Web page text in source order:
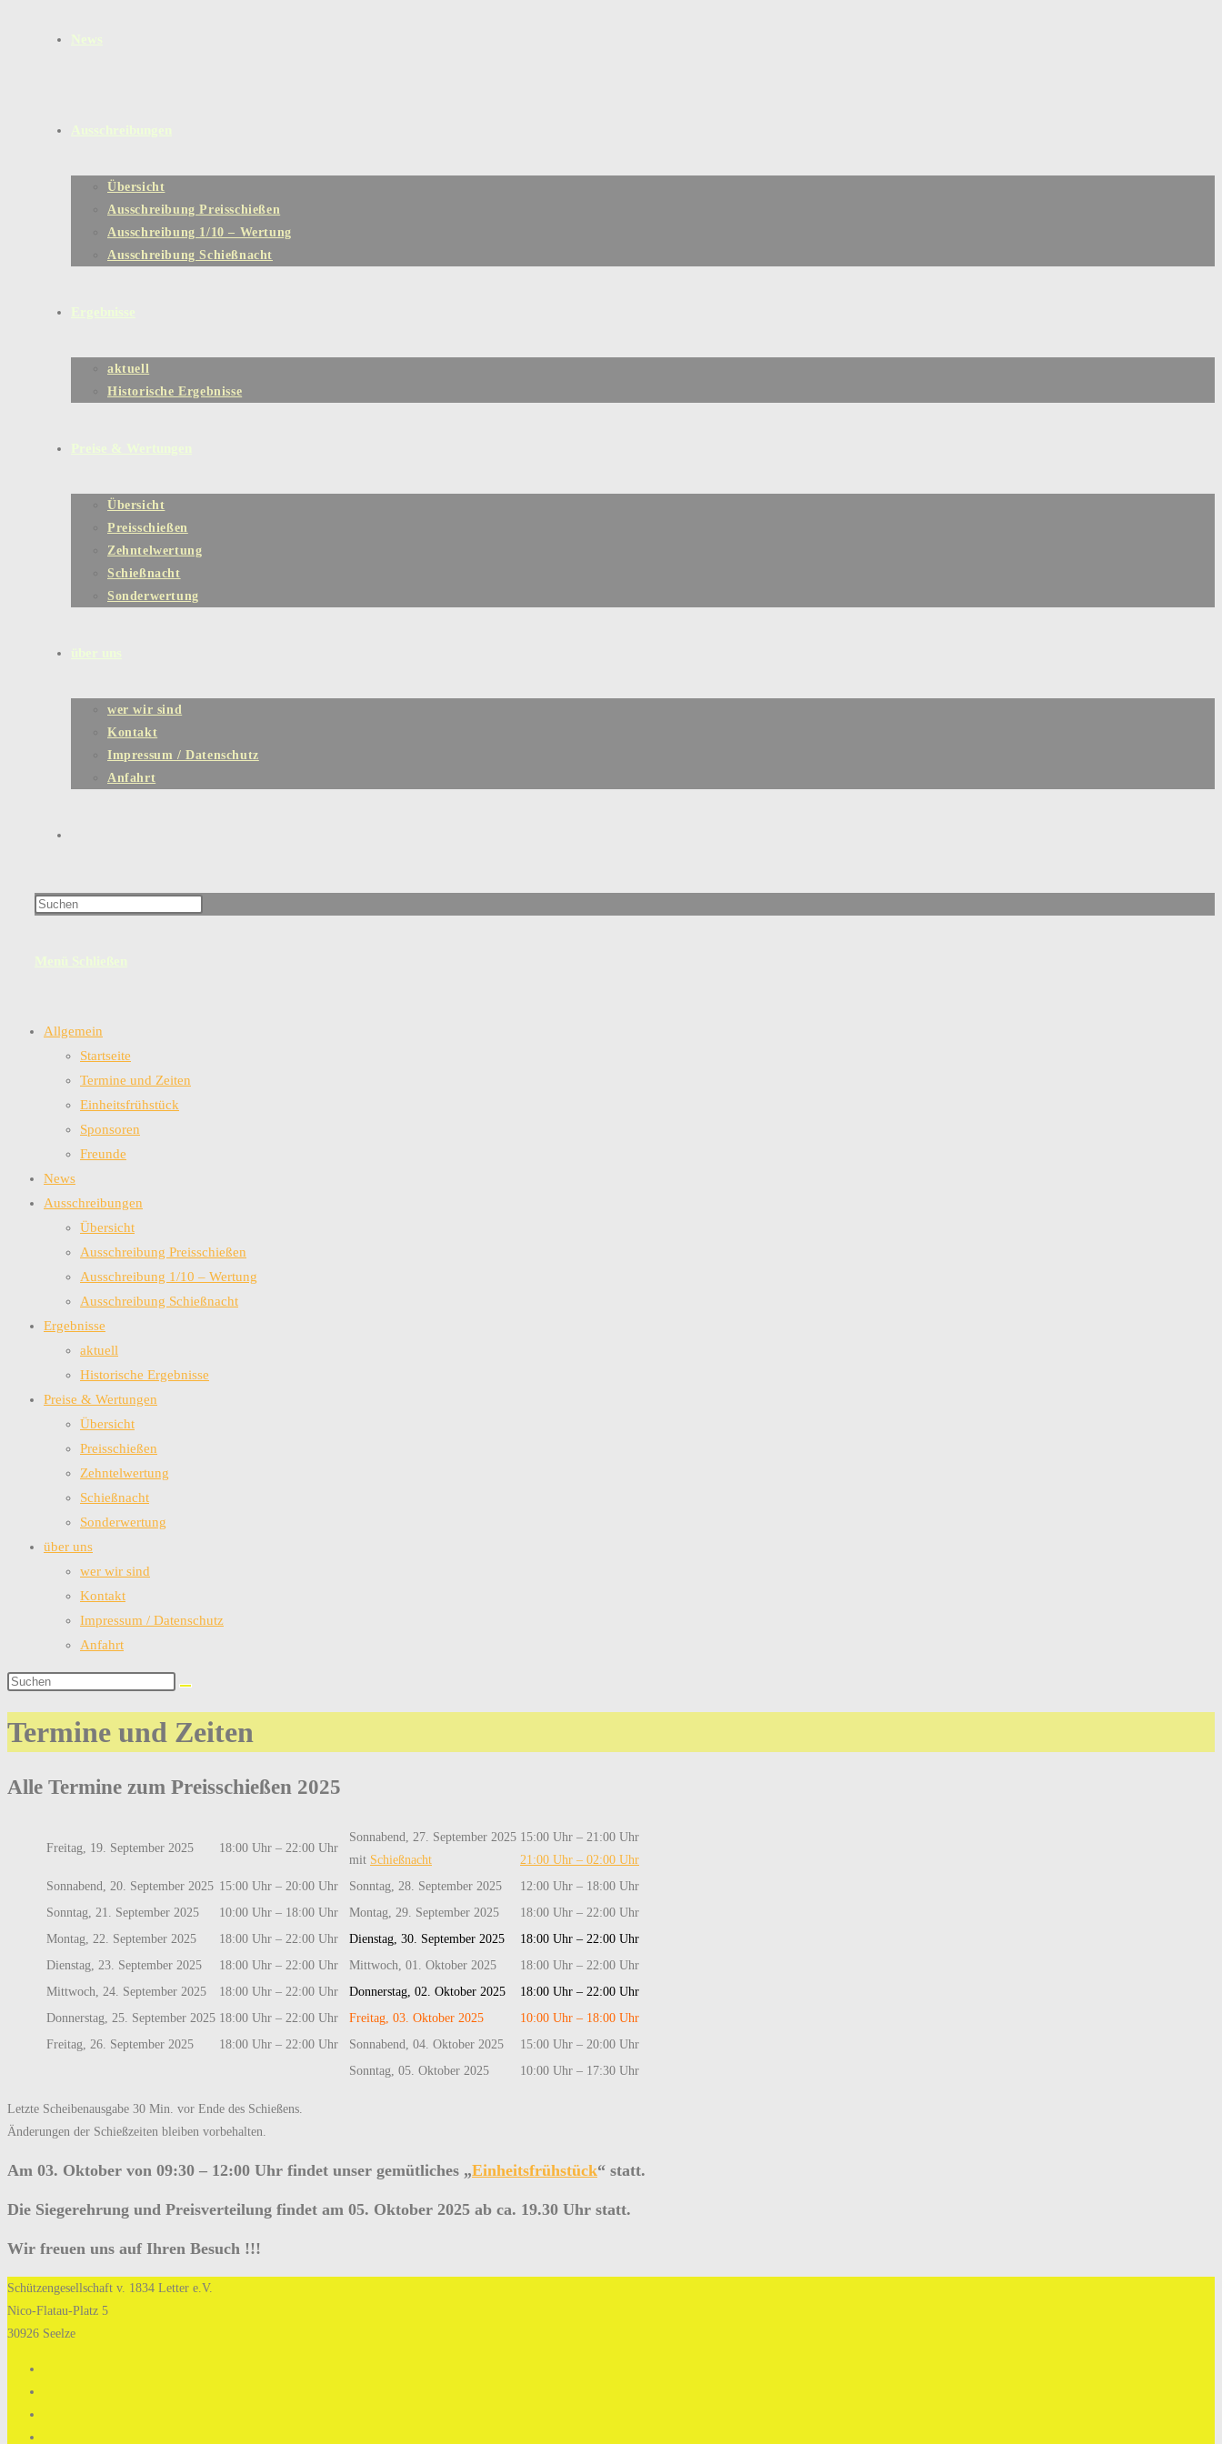
Übersicht
Ausschreibung Preisschießen
Ausschreibung 1/10 – Wertung
Ausschreibung Schießnacht
aktuell
Historische Ergebnisse
Übersicht
Preisschießen
Zehntelwertung
Schießnacht
Sonderwertung
wer wir sind
Kontakt
Impressum / Datenschutz
Anfahrt
Allgemein
Startseite
Termine und Zeiten
Einheitsfrühstück
Sponsoren
Freunde
News
Ausschreibungen
Übersicht
Ausschreibung Preisschießen
Ausschreibung 1/10 – Wertung
Ausschreibung Schießnacht
Ergebnisse
aktuell
Historische Ergebnisse
Preise & Wertungen
Übersicht
Preisschießen
Zehntelwertung
Schießnacht
Sonderwertung
über uns
wer wir sind
Kontakt
Impressum / Datenschutz
Anfahrt
Termine und Zeiten
Alle Termine zum Preisschießen 2025
Freitag, 19. September 2025 18:00 Uhr – 22:00 Uhr
Sonnabend, 27. September 2025
mit Schießnacht
15:00 Uhr – 21:00 Uhr
21:00 Uhr – 02:00 Uhr
Sonnabend, 20. September 2025 15:00 Uhr – 20:00 Uhr Sonntag, 28. September 2025
12:00 Uhr – 18:00 Uhr
Sonntag, 21. September 2025
10:00 Uhr – 18:00 Uhr Montag, 29. September 2025
18:00 Uhr – 22:00 Uhr
Montag, 22. September 2025
18:00 Uhr – 22:00 Uhr Dienstag, 30. September 2025
18:00 Uhr – 22:00 Uhr
Dienstag, 23. September 2025
18:00 Uhr – 22:00 Uhr Mittwoch, 01. Oktober 2025
18:00 Uhr – 22:00 Uhr
Mittwoch, 24. September 2025
18:00 Uhr – 22:00 Uhr Donnerstag, 02. Oktober 2025
18:00 Uhr – 22:00 Uhr
Donnerstag, 25. September 2025 18:00 Uhr – 22:00 Uhr Freitag, 03. Oktober 2025
10:00 Uhr – 18:00 Uhr
Freitag, 26. September 2025
18:00 Uhr – 22:00 Uhr Sonnabend, 04. Oktober 2025
15:00 Uhr – 20:00 Uhr
Sonntag, 05. Oktober 2025
10:00 Uhr – 17:30 Uhr
Letzte Scheibenausgabe 30 Min. vor Ende des Schießens.
Änderungen der Schießzeiten bleiben vorbehalten.
Am 03. Oktober von 09:30 – 12:00 Uhr findet unser gemütliches „Einheitsfrühstück“ statt.
Die Siegerehrung und Preisverteilung findet am 05. Oktober 2025 ab ca. 19.30 Uhr statt.
Wir freuen uns auf Ihren Besuch !!!
Schützengesellschaft v. 1834 Letter e.V.
Nico-Flatau-Platz 5
30926 Seelze